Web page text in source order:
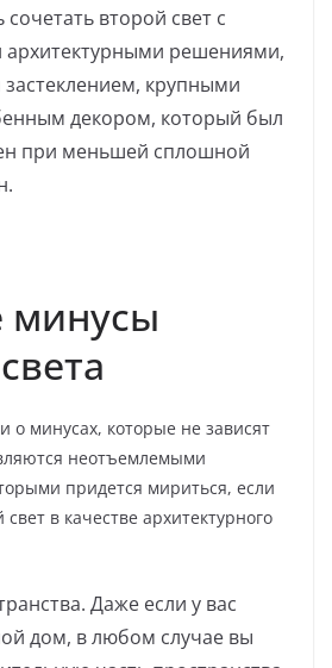
второй свет с
решениями,
крупными
декором, который был
при меньшей сплошной
минусы
о минусах, которые не зависят
неотъемлемыми
придется мириться, если
в качестве архитектурного
Даже если у вас
дом, в любом случае вы